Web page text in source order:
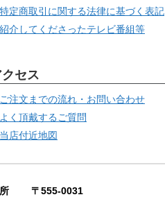
特定商取引に関する法律に基づく表記
紹介してくださったテレビ番組等
セス
ご注文までの流れ・お問い合わせ
よく頂戴するご質問
当店付近地図
所 〒555-0031